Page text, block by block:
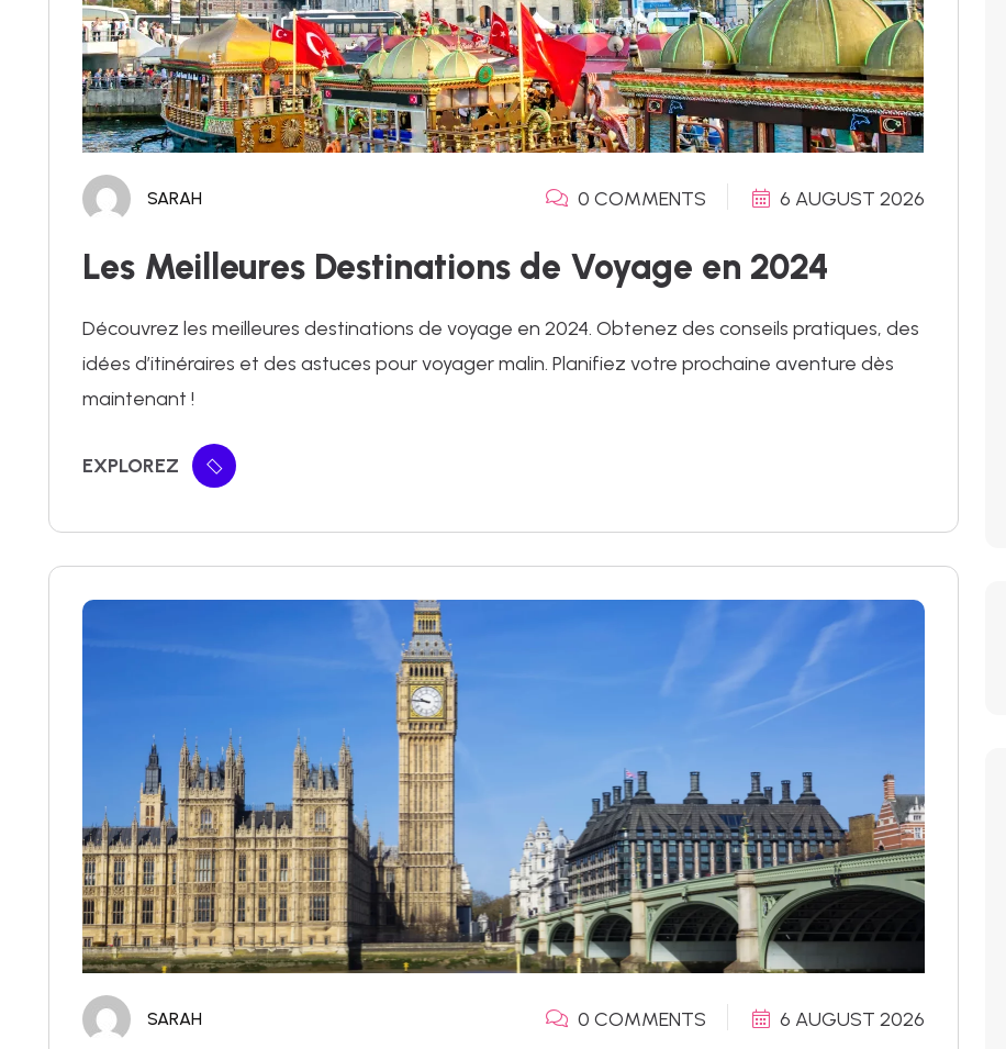
SARAH 0 COMMENTS 6 AUGUST 2026
Les Meilleures Destinations de Voyage en 2024
Découvrez les meilleures destinations de voyage en 2024. Obtenez des conseils pratiques, des
idées d’itinéraires et des astuces pour voyager malin. Planifiez votre prochaine aventure dès
maintenant !
EXPLOREZ
SARAH 0 COMMENTS 6 AUGUST 2026